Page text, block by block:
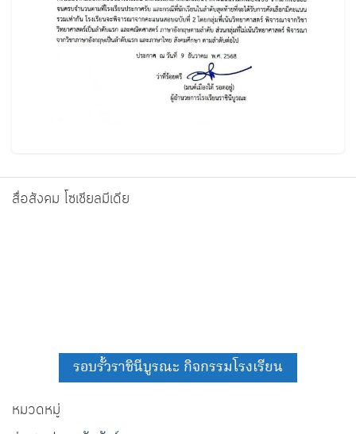
สื่อสังคม โซเชียลมีเดีย
รอบรั้วราชินีบูรณะ กิจกรรมโรงเรียน
หมวดหมู่